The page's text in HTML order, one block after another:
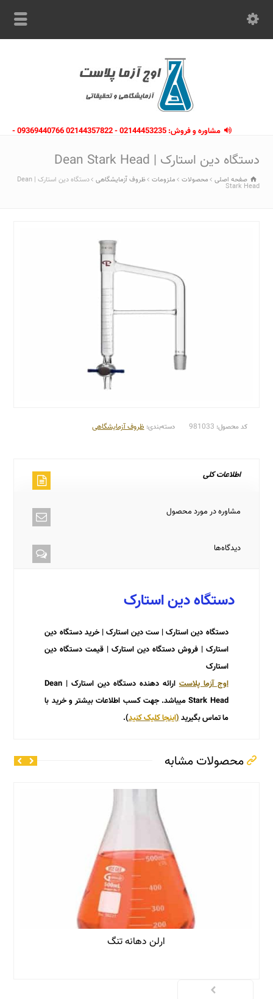
مشاوره و فروش: 02144453235 - 02144357822 09369440766 -
دستگاه دین استارک | Dean Stark Head
صفحه اصلی محصولات ملزومات ظروف آزمایشگاهی دستگاه دین استارک | Dean
Stark Head
کد محصول: دسته‌بندی: ظروف آزمایشگاهی
اطلاعات کلی
مشاوره در مورد محصول
دیدگاه‌ها
دستگاه دین استارک
دستگاه دین استارک | ست دین استارک | خرید دستگاه دین
استارک | فروش دستگاه دین استارک | قیمت دستگاه دین
استارک
اوج آزما پلاست
ارائه دهنده دستگاه دین استارک | Dean
Stark Head میباشد. جهت کسب اطلاعات بیشتر و خرید با
ما تماس بگیرید(اینجا کلیک کنید).
محصولات مشابه
ارلن دهانه تنگ